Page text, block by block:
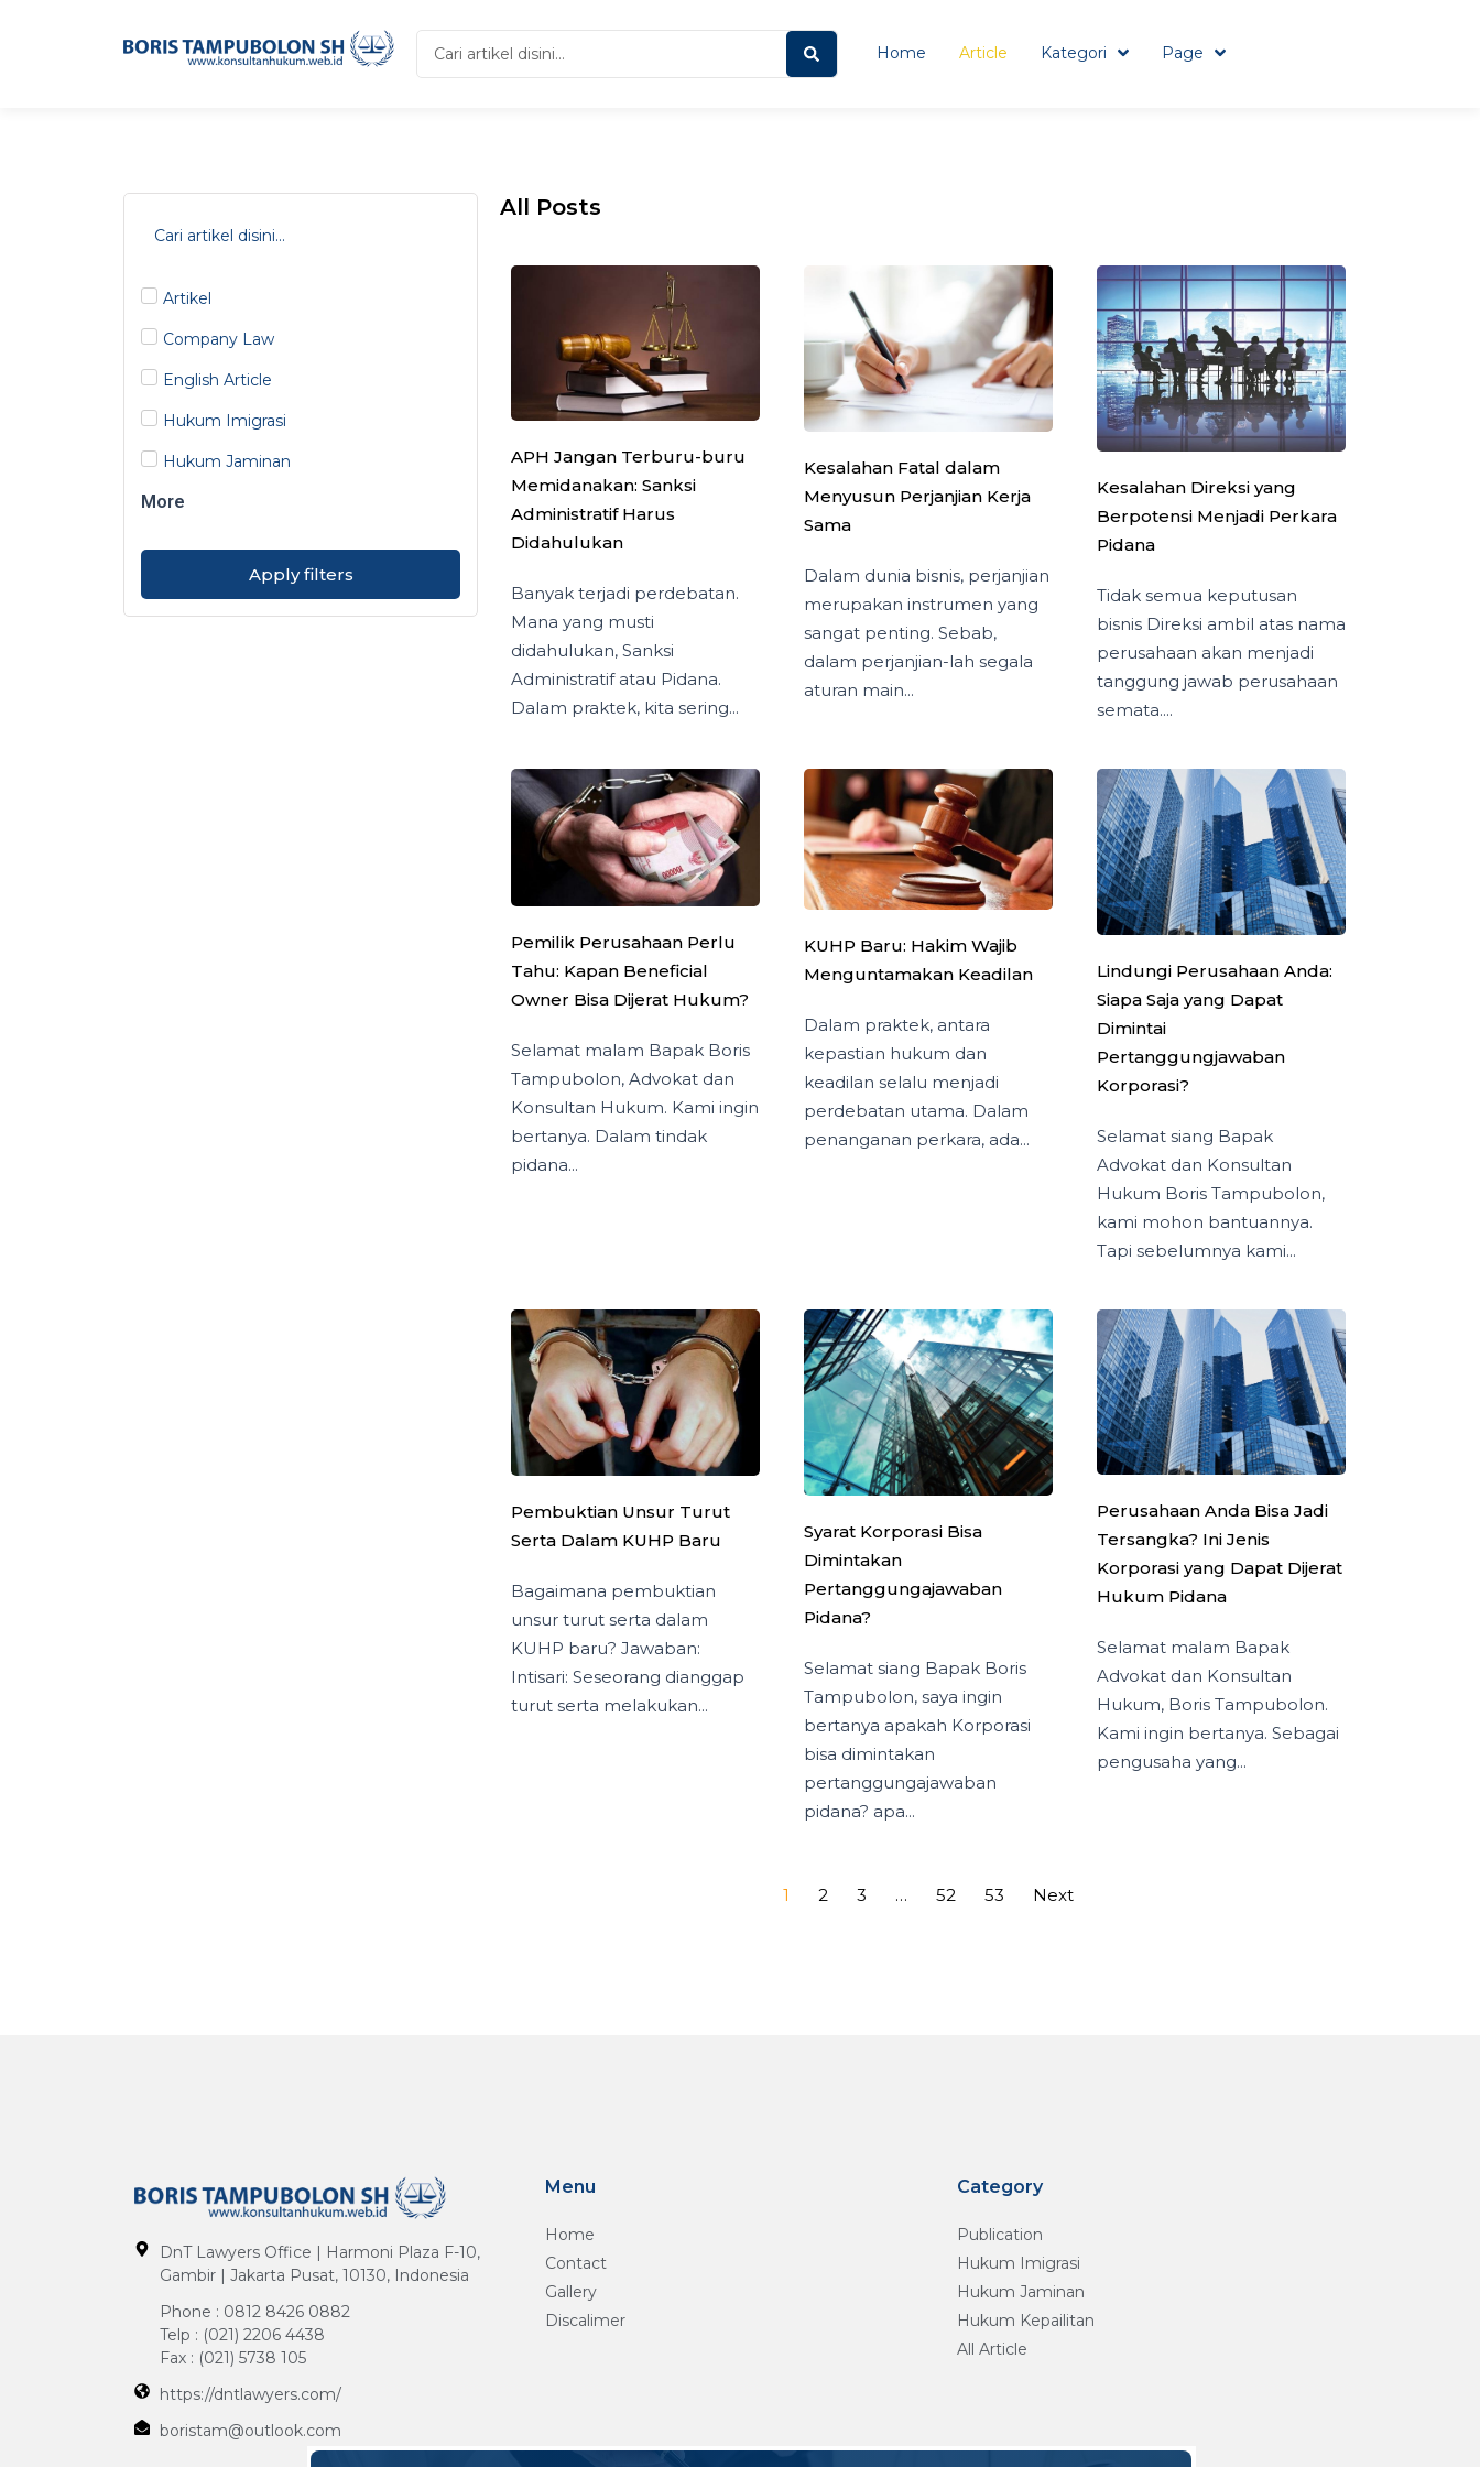
Search
...
Home Article Kategori Page
Artikel
Company Law
English Article
Hukum Imigrasi
Hukum Jaminan
More
Apply filters
All Posts
APH Jangan Terburu-buru
Memidanakan: Sanksi
Administratif Harus
Didahulukan
Banyak terjadi perdebatan.
Mana yang musti
didahulukan, Sanksi
Administratif atau Pidana.
Dalam praktek, kita sering...
Kesalahan Fatal dalam
Menyusun Perjanjian Kerja
Sama
Dalam dunia bisnis, perjanjian
merupakan instrumen yang
sangat penting. Sebab,
dalam perjanjian-lah segala
aturan main...
Kesalahan Direksi yang
Berpotensi Menjadi Perkara
Pidana
Tidak semua keputusan
bisnis Direksi ambil atas nama
perusahaan akan menjadi
tanggung jawab perusahaan
semata....
Pemilik Perusahaan Perlu
Tahu: Kapan Beneficial
Owner Bisa Dijerat Hukum?
Selamat malam Bapak Boris
Tampubolon, Advokat dan
Konsultan Hukum. Kami ingin
bertanya. Dalam tindak
pidana...
KUHP Baru: Hakim Wajib
Menguntamakan Keadilan
Dalam praktek, antara
kepastian hukum dan
keadilan selalu menjadi
perdebatan utama. Dalam
penanganan perkara, ada...
Lindungi Perusahaan Anda:
Siapa Saja yang Dapat
Dimintai
Pertanggungjawaban
Korporasi?
Selamat siang Bapak
Advokat dan Konsultan
Hukum Boris Tampubolon,
kami mohon bantuannya.
Tapi sebelumnya kami...
Pembuktian Unsur Turut
Serta Dalam KUHP Baru
Bagaimana pembuktian
unsur turut serta dalam
KUHP baru? Jawaban:
Intisari: Seseorang dianggap
turut serta melakukan...
Syarat Korporasi Bisa
Dimintakan
Pertanggungajawaban
Pidana?
Selamat siang Bapak Boris
Tampubolon, saya ingin
bertanya apakah Korporasi
bisa dimintakan
pertanggungajawaban
pidana? apa...
Perusahaan Anda Bisa Jadi
Tersangka? Ini Jenis
Korporasi yang Dapat Dijerat
Hukum Pidana
Selamat malam Bapak
Advokat dan Konsultan
Hukum, Boris Tampubolon.
Kami ingin bertanya. Sebagai
pengusaha yang...
1 2 3 … 52 53 Next
DnT Lawyers Office | Harmoni Plaza F-10,
Gambir | Jakarta Pusat, 10130, Indonesia
Phone : 0812 8426 0882
Telp : (021) 2206 4438
Fax : (021) 5738 105
https://dntlawyers.com/
boristam@outlook.com
Menu
Home
Contact
Gallery
Discalimer
Category
Publication
Hukum Imigrasi
Hukum Jaminan
Hukum Kepailitan
All Article